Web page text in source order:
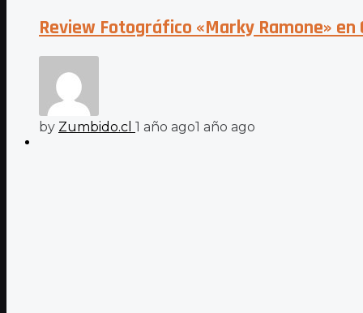
Review Fotográfico «Marky Ramone» en
by Zumbido.cl 1 año ago1 año ago